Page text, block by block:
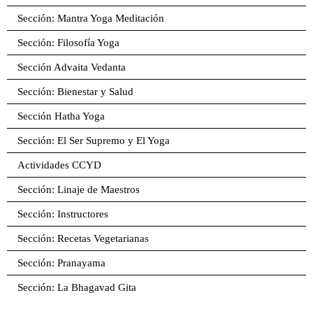
Sección: Mantra Yoga Meditación
Sección: Filosofía Yoga
Sección Advaita Vedanta
Sección: Bienestar y Salud
Sección Hatha Yoga
Sección: El Ser Supremo y El Yoga
Actividades CCYD
Sección: Linaje de Maestros
Sección: Instructores
Sección: Recetas Vegetarianas
Sección: Pranayama
Sección: La Bhagavad Gita